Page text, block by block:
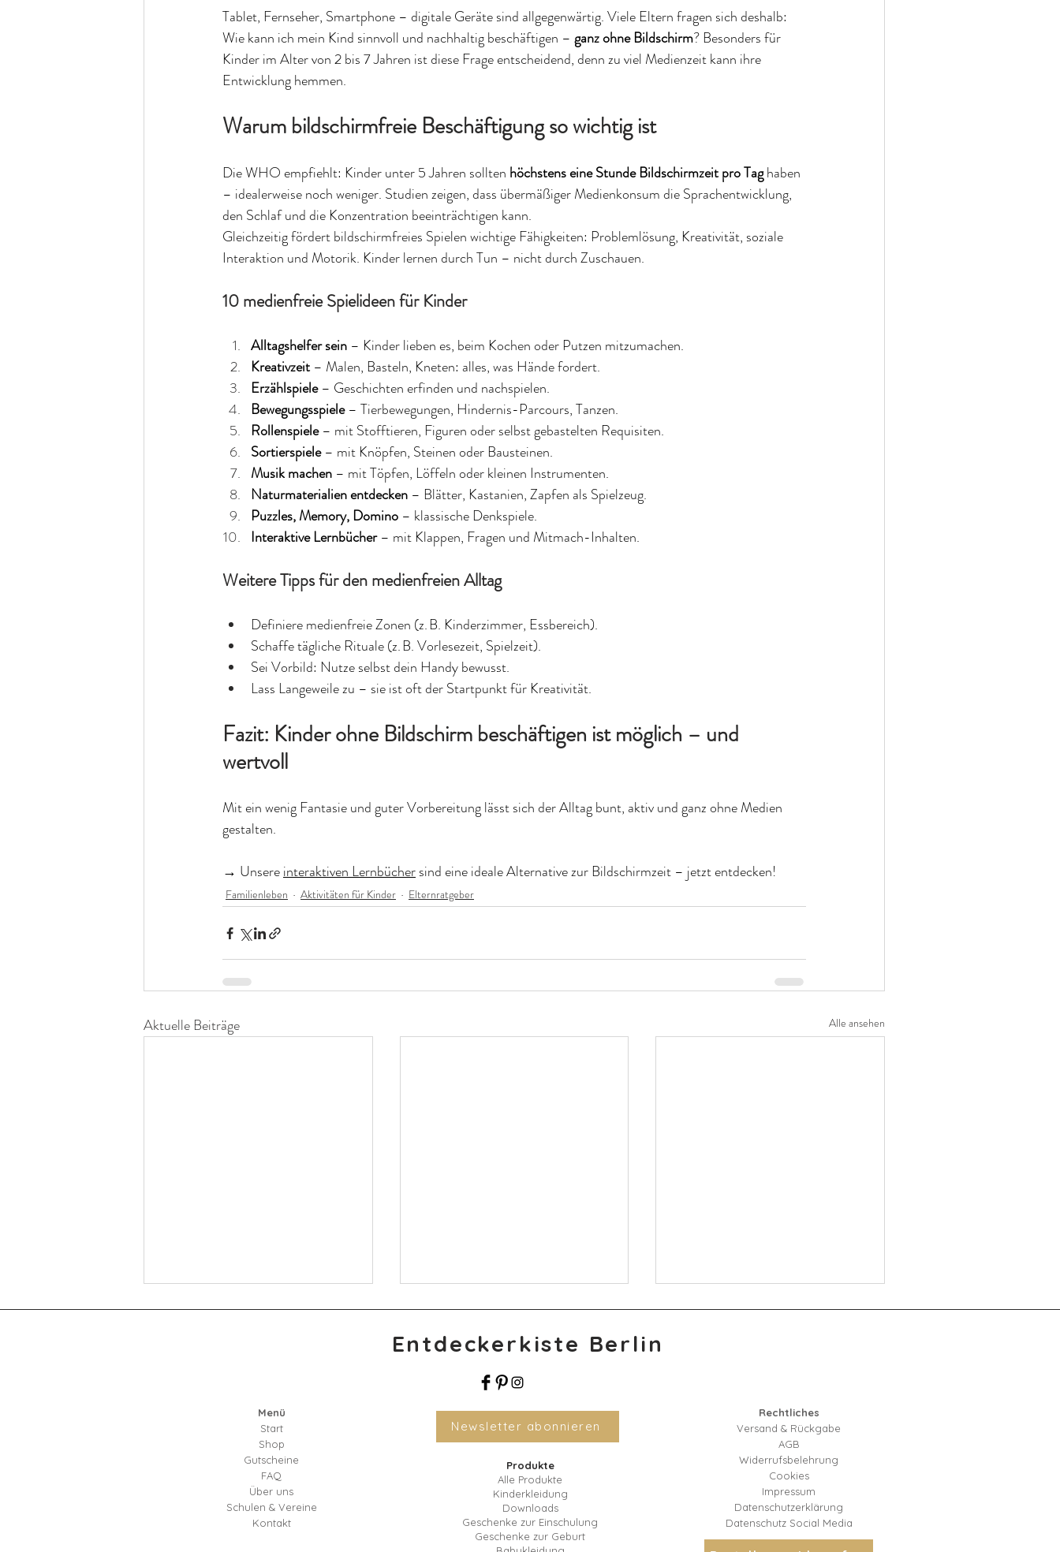
Tablet, Fernseher, Smartphone – digitale Geräte sind allgegenwärtig. Viele Eltern fragen sich deshalb:
Wie kann ich mein Kind sinnvoll und nachhaltig beschäftigen – ganz ohne Bildschirm? Besonders für
Kinder im Alter von 2 bis 7 Jahren ist diese Frage entscheidend, denn zu viel Medienzeit kann ihre
Entwicklung hemmen.
Warum bildschirmfreie Beschäftigung so wichtig ist
Die WHO empfiehlt: Kinder unter 5 Jahren sollten höchstens eine Stunde Bildschirmzeit pro Tag haben
– idealerweise noch weniger. Studien zeigen, dass übermäßiger Medienkonsum die Sprachentwicklung,
den Schlaf und die Konzentration beeinträchtigen kann.
Gleichzeitig fördert bildschirmfreies Spielen wichtige Fähigkeiten: Problemlösung, Kreativität, soziale
Interaktion und Motorik. Kinder lernen durch Tun – nicht durch Zuschauen.
10 medienfreie Spielideen für Kinder
Alltagshelfer sein – Kinder lieben es, beim Kochen oder Putzen mitzumachen.
Kreativzeit – Malen, Basteln, Kneten: alles, was Hände fordert.
Erzählspiele – Geschichten erfinden und nachspielen.
Bewegungsspiele – Tierbewegungen, Hindernis-Parcours, Tanzen.
Rollenspiele – mit Stofftieren, Figuren oder selbst gebastelten Requisiten.
Sortierspiele – mit Knöpfen, Steinen oder Bausteinen.
Musik machen – mit Töpfen, Löffeln oder kleinen Instrumenten.
Naturmaterialien entdecken – Blätter, Kastanien, Zapfen als Spielzeug.
Puzzles, Memory, Domino – klassische Denkspiele.
Interaktive Lernbücher – mit Klappen, Fragen und Mitmach-Inhalten.
Weitere Tipps für den medienfreien Alltag
Definiere medienfreie Zonen (z. B. Kinderzimmer, Essbereich).
Schaffe tägliche Rituale (z. B. Vorlesezeit, Spielzeit).
Sei Vorbild: Nutze selbst dein Handy bewusst.
Lass Langeweile zu – sie ist oft der Startpunkt für Kreativität.
Fazit: Kinder ohne Bildschirm beschäftigen ist möglich – und
wertvoll
Mit ein wenig Fantasie und guter Vorbereitung lässt sich der Alltag bunt, aktiv und ganz ohne Medien
gestalten.
→ Unsere interaktiven Lernbücher sind eine ideale Alternative zur Bildschirmzeit – jetzt entdecken!
Familienleben Aktivitäten für Kinder Elternratgeber
Aktuelle Beiträge Alle ansehen
Kreative Bastelideen für ein
stimmungsvolles Halloween mit
Herbstzeit, Gruselzeit: Wie
Familien Halloween besonders
gestalten können
Wie lernen Kinder im
Vorschulalter am besten? – Tipps
Entdeckerkiste Berlin
Menü
Start
Shop
Gutscheine
FAQ
Über uns
Schulen & Vereine
Kontakt
Newsletter abonnieren
Produkte
Alle Produkte
Kinderkleidung
Downloads
Geschenke zur Einschulung
Geschenke zur Geburt
Rechtliches
Versand & Rückgabe
AGB
Widerrufsbelehrung
Cookies
Impressum
Datenschutzerklärung
Datenschutz Social Media